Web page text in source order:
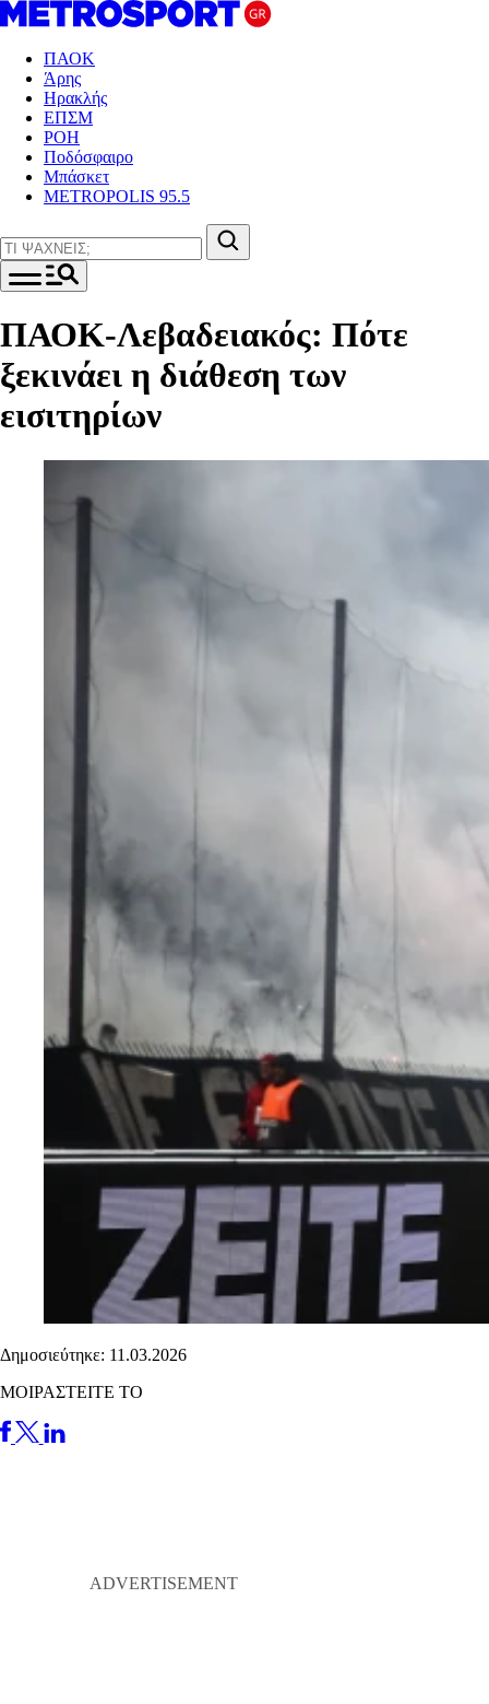
ΠΑΟΚ
Άρης
Ηρακλής
ΕΠΣΜ
ΡΟΗ
Ποδόσφαιρο
Μπάσκετ
METROPOLIS 95.5
ΠΑΟΚ-Λεβαδειακός: Πότε
ξεκινάει η διάθεση των
εισιτηρίων
Δημοσιεύτηκε: 11.03.2026
ΜΟΙΡΑΣΤΕΙΤΕ ΤΟ